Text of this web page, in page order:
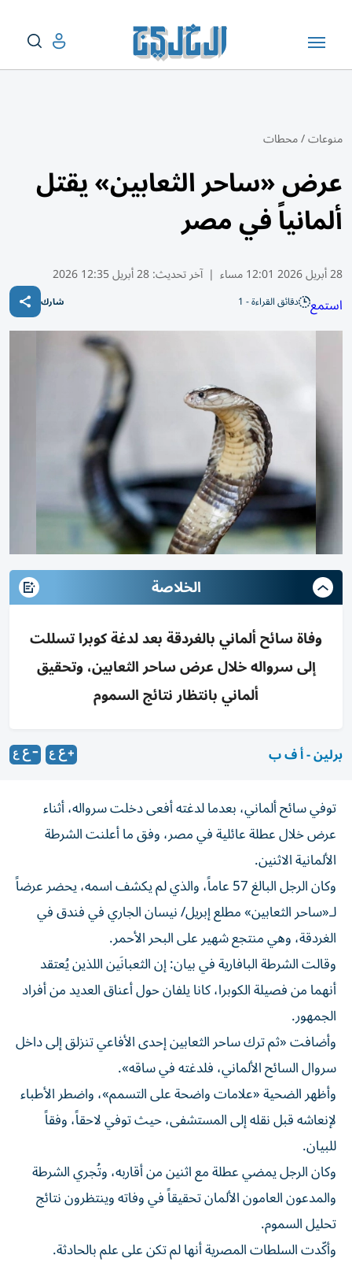
منوعات/محطات
عرض «ساحر الثعابين» يقتل
ألمانياً في مصر
28 أبريل 2026 12:01 مساء | آخر تحديث:28 أبريل 12:35 2026
استمع دقائق القراءة - 1 شارك
الخلاصة
وفاة سائح ألماني بالغردقة بعد لدغة كوبرا تسللت
إلى سرواله خلال عرض ساحر الثعابين، وتحقيق
ألماني بانتظار نتائج السموم
برلين - أ ف ب
توفي سائح ألماني، بعدما لدغته أفعى دخلت سرواله، أثناء
عرض خلال عطلة عائلية في مصر، وفق ما أعلنت الشرطة
الألمانية الاثنين.
وكان الرجل البالغ 57 عاماً، والذي لم يكشف اسمه، يحضر عرضاً
لـ«ساحر الثعابين» مطلع إبريل/ نيسان الجاري في فندق في
الغردقة، وهي منتجع شهير على البحر الأحمر.
وقالت الشرطة البافارية في بيان: إن الثعبانَين اللذين يُعتقد
أنهما من فصيلة الكوبرا، كانا يلفان حول أعناق العديد من أفراد
الجمهور.
وأضافت «ثم ترك ساحر الثعابين إحدى الأفاعي تنزلق إلى داخل
سروال السائح الألماني، فلدغته في ساقه».
وأظهر الضحية «علامات واضحة على التسمم»، واضطر الأطباء
لإنعاشه قبل نقله إلى المستشفى، حيث توفي لاحقاً، وفقاً
للبيان.
وكان الرجل يمضي عطلة مع اثنين من أقاربه، وتُجري الشرطة
والمدعون العامون الألمان تحقيقاً في وفاته وينتظرون نتائج
تحليل السموم.
وأكّدت السلطات المصرية أنها لم تكن على علم بالحادثة.